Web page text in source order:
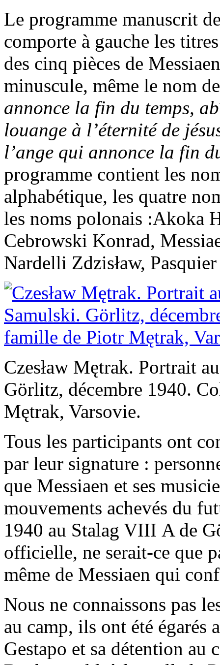
Le programme manuscrit
comporte à gauche les
des cinq pièces de
minuscule, même le nom
annonce la fin du temps,
louange à l’éternité de
l’ange qui annonce la fin
programme contient les
alphabétique, les quatre
les noms polonais :Akoka
Cebrowski Konrad,
Nardelli Zdzisław,
Czesław Mętrak. Portrait
Görlitz, décembre 1940.
Mętrak, Varsovie.
Tous les participants ont
par leur signature :
que Messiaen et ses
mouvements achevés du
1940 au Stalag VIII A de
officielle, ne serait-ce que
même de Messiaen qui
Nous ne connaissons pas
au camp, ils ont été égarés
Gestapo et sa détention au